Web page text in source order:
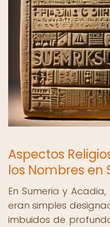
Aspectos
los Nombres en
En Sumeria y
eran simples
imbuidos de